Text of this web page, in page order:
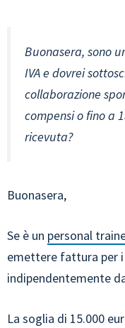
Buonasera, sono
IVA e dovrei
collaborazione
compensi o fino a
ricevuta?
Buonasera,
Se è un personal
emettere fattura per
indipendentemente
La soglia di 15.000